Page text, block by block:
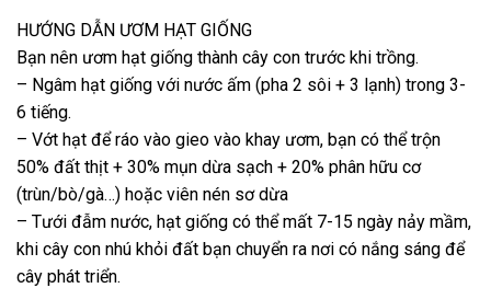
HƯỚNG DẪN ƯƠM HẠT GIỐNG
Bạn nên ươm hạt giống thành cây con trước khi trồng.
– Ngâm hạt giống với nước ấm (pha 2 sôi + 3 lạnh) trong 3-
6 tiếng.
– Vớt hạt để ráo vào gieo vào khay ươm, bạn có thể trộn
50% đất thịt + 30% mụn dừa sạch + 20% phân hữu cơ
(trùn/bò/gà…) hoặc viên nén sơ dừa
– Tưới đẫm nước, hạt giống có thể mất 7-15 ngày nảy mầm,
khi cây con nhú khỏi đất bạn chuyển ra nơi có nắng sáng để
cây phát triển.